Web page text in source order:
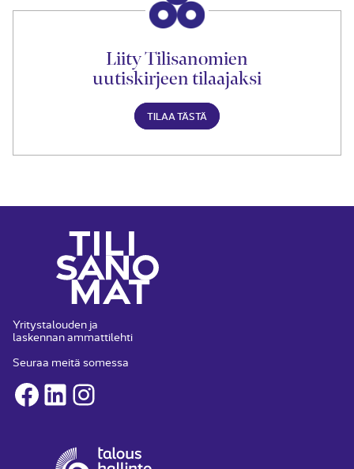
Liity Tilisanomien
uutiskirjeen tilaajaksi
TILAA TÄSTÄ
Yritystalouden ja
laskennan ammattilehti
Seuraa meitä somessa
Facebook
LinkedInInstagram